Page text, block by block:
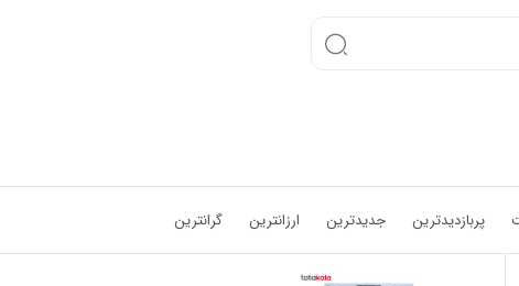
پربازدیدترین جدیدترین ارزانترین گرانترین